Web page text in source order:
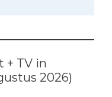
+ TV in
2026)